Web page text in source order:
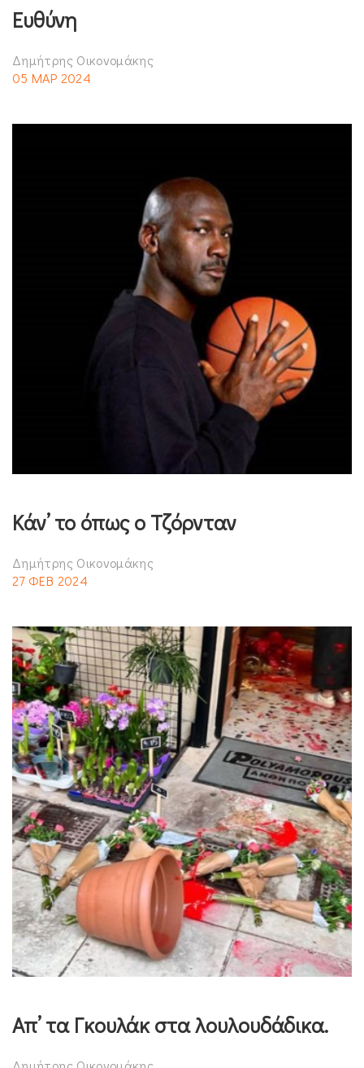
Ευθύνη
Δημήτρης Οικονομάκης
05 ΜΑΡ 2024
Κάν’ το όπως ο Τζόρνταν
Δημήτρης Οικονομάκης
27 ΦΕΒ 2024
Απ’ τα Γκουλάκ στα λουλουδάδικα.